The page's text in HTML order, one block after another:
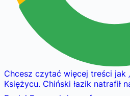
Chcesz czytać więcej treści jak
Księżycu. Chiński łazik natrafił